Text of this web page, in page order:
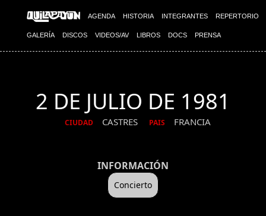
AGENDA HISTORIA INTEGRANTES REPERTORIO
GALERÍA DISCOS VIDEOS/AV LIBROS DOCS PRENSA
2 DE JULIO DE 1981
CIUDAD CASTRES PAIS FRANCIA
INFORMACIÓN
Concierto